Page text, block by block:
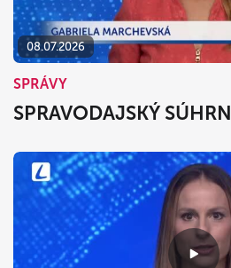
08.07.2026
SPRÁVY
SPRAVODAJSKÝ SÚHRN